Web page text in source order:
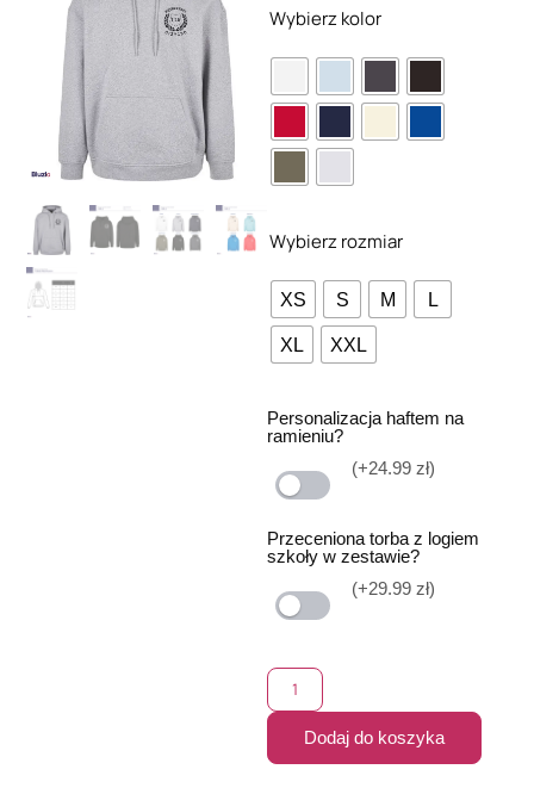
Wybierz kolor
Wybierz rozmiar
XS S M L
XL XXL
Personalizacja haftem na
ramieniu?
(+24.99 zł)
Przeceniona torba z logiem
szkoły w zestawie?
(+29.99 zł)
Dodaj do koszyka